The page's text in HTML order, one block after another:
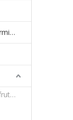
esferas de almacenamiento térmico de cambio de fase
Línea de procesamiento de frutas y verduras.